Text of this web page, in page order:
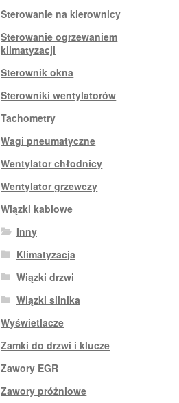
Sterowanie na kierownicy
Sterowanie ogrzewaniem
klimatyzacji
Sterownik okna
Sterowniki wentylatorów
Tachometry
Wagi pneumatyczne
Wentylator chłodnicy
Wentylator grzewczy
Wiązki kablowe
Inny
Klimatyzacja
Wiązki drzwi
Wiązki silnika
Wyświetlacze
Zamki do drzwi i klucze
Zawory EGR
Zawory próżniowe